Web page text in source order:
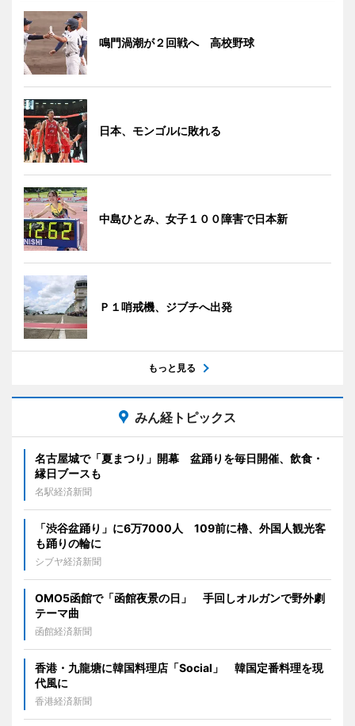
鳴門渦潮が２回戦へ 高校野球
日本、モンゴルに敗れる
中島ひとみ、女子１００障害で日本新
Ｐ１哨戒機、ジブチへ出発
もっと見る
みん経トピックス
名古屋城で「夏まつり」開幕 盆踊りを毎日開催、飲食・
縁日ブースも
名駅経済新聞
「渋谷盆踊り」に6万7000人 109前に櫓、外国人観光客
も踊りの輪に
シブヤ経済新聞
OMO5函館で「函館夜景の日」 手回しオルガンで野外劇
テーマ曲
函館経済新聞
香港・九龍塘に韓国料理店「Social」 韓国定番料理を現
代風に
香港経済新聞